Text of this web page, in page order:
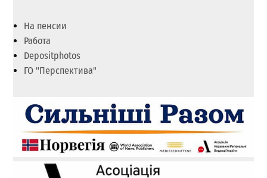
На пенсии
Работа
Depositphotos
ГО "Перспектива"